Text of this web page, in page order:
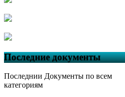
Последние документы
Последнии Документы по всем
категориям